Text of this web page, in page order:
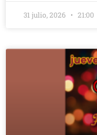
31 julio, 2026 21:00